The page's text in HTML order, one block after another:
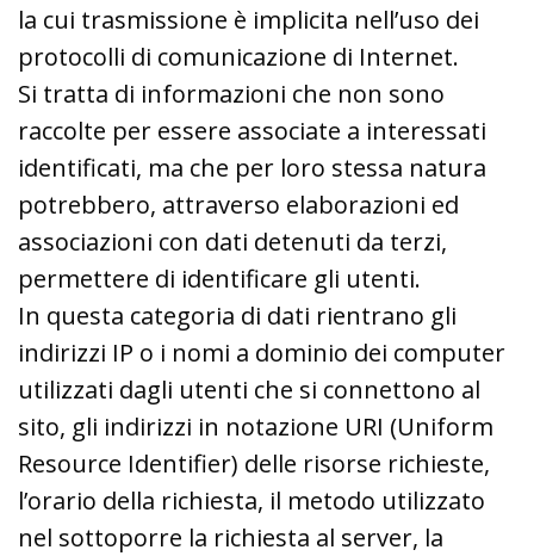
la cui trasmissione è implicita nell’uso dei
protocolli di comunicazione di Internet.
Si tratta di informazioni che non sono
raccolte per essere associate a interessati
identificati, ma che per loro stessa natura
potrebbero, attraverso elaborazioni ed
associazioni con dati detenuti da terzi,
permettere di identificare gli utenti.
In questa categoria di dati rientrano gli
indirizzi IP o i nomi a dominio dei computer
utilizzati dagli utenti che si connettono al
sito, gli indirizzi in notazione URI (Uniform
Resource Identifier) delle risorse richieste,
l’orario della richiesta, il metodo utilizzato
nel sottoporre la richiesta al server, la